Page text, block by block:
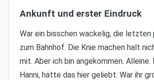
Ankunft und erster Eindruck
War ein bisschen wackelig, die letzten
zum Bahnhof. Die Knie machen halt
mit. Aber ich bin angekommen. Alleine.
Hanni, hätte das hier geliebt. War ihr